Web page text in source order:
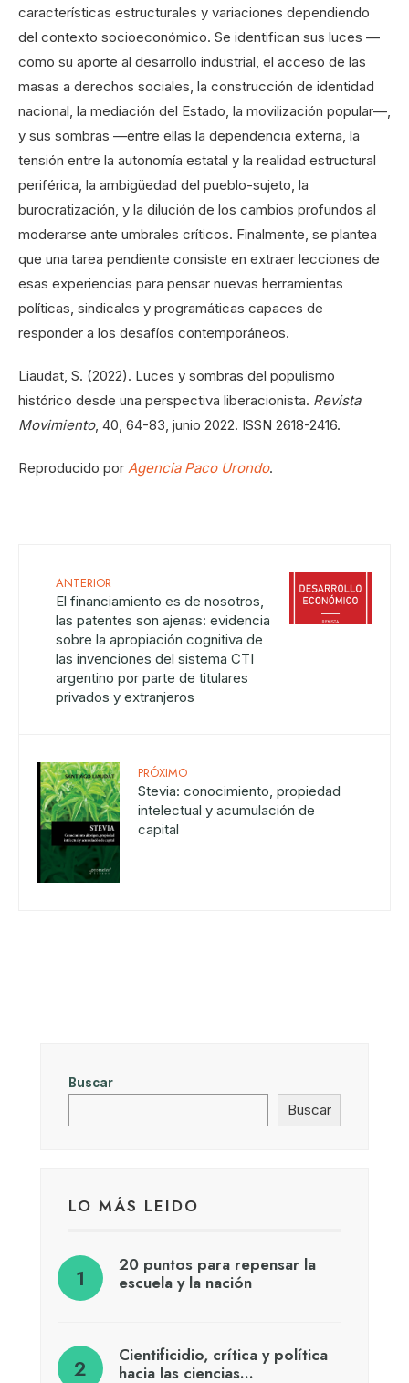
características estructurales y variaciones dependiendo
del contexto socioeconómico. Se identifican sus luces —
como su aporte al desarrollo industrial, el acceso de las
masas a derechos sociales, la construcción de identidad
nacional, la mediación del Estado, la movilización popular—,
y sus sombras —entre ellas la dependencia externa, la
tensión entre la autonomía estatal y la realidad estructural
periférica, la ambigüedad del pueblo-sujeto, la
burocratización, y la dilución de los cambios profundos al
moderarse ante umbrales críticos. Finalmente, se plantea
que una tarea pendiente consiste en extraer lecciones de
esas experiencias para pensar nuevas herramientas
políticas, sindicales y programáticas capaces de
responder a los desafíos contemporáneos.
Liaudat, S. (2022). Luces y sombras del populismo
histórico desde una perspectiva liberacionista. Revista
Movimiento, 40, 64-83, junio 2022. ISSN 2618-2416.
Reproducido por Agencia Paco Urondo.
ANTERIOR
El financiamiento es de nosotros,
las patentes son ajenas: evidencia
sobre la apropiación cognitiva de
las invenciones del sistema CTI
argentino por parte de titulares
privados y extranjeros
PRÓXIMO
Stevia: conocimiento, propiedad
intelectual y acumulación de
capital
Buscar
Buscar
LO MÁS LEIDO
20 puntos para repensar la
escuela y la nación
Cientificidio, crítica y política
hacia las ciencias…